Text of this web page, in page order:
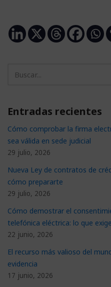
Entradas recientes
Cómo comprobar la firma
sea válida en sede judicial
29 julio, 2026
Nueva Ley de contratos de
cómo prepararte
29 julio, 2026
Cómo demostrar el
telefónica eléctrica: lo que
22 junio, 2026
El recurso más valioso del
evidencia
17 junio, 2026